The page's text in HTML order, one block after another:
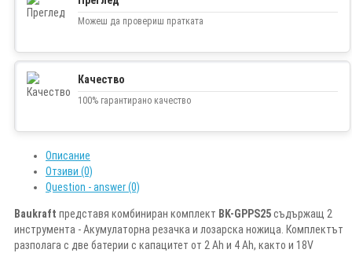
Можеш да провериш пратката
Качество
100% гарантирано качество
Описание
Отзиви (0)
Question - answer (0)
Baukraft представя комбиниран комплект BK-GPPS25съдържащ 2
инструмента - Акумулаторна резачка и лозарска ножица. Комплектът
разполага с две батерии с капацитет от 2 Ah и 4 Ah, както и 18V